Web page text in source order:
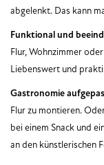
abgelenkt. Das kann
Funktional und
Flur, Wohnzimmer
Liebenswert und
Gastronomie
Flur zu montieren.
bei einem Snack und
an den künstlerischen